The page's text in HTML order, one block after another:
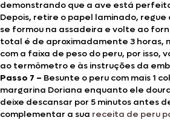
demonstrando que a ave está
Depois, retire o papel laminado, regue
se formou na assadeira e volte ao
total é de aproximadamente 3 horas,
com a faixa de peso do peru, por
ao termômetro e às instruções da
Passo 7 – Besunte o peru com mais 1
margarina Doriana enquanto ele
deixe descansar por 5 minutos antes
complementar a sua receita de peru